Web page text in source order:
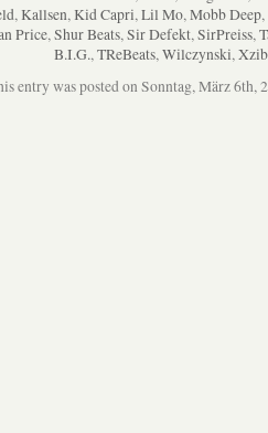
,Kallsen,Kid Capri,Lil Mo,Mobb Deep,
Price,Shur Beats,Sir Defekt,SirPreiss,
B.I.G.,TReBeats,Wilczynski,
entry was posted on Sonntag, März 6th,